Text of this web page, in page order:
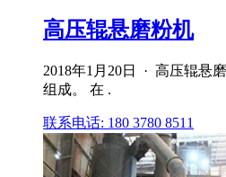
高压辊悬磨粉机
2018年1月20日 · 高压辊悬
组成。 在 .
联系电话: 180 3780 8511